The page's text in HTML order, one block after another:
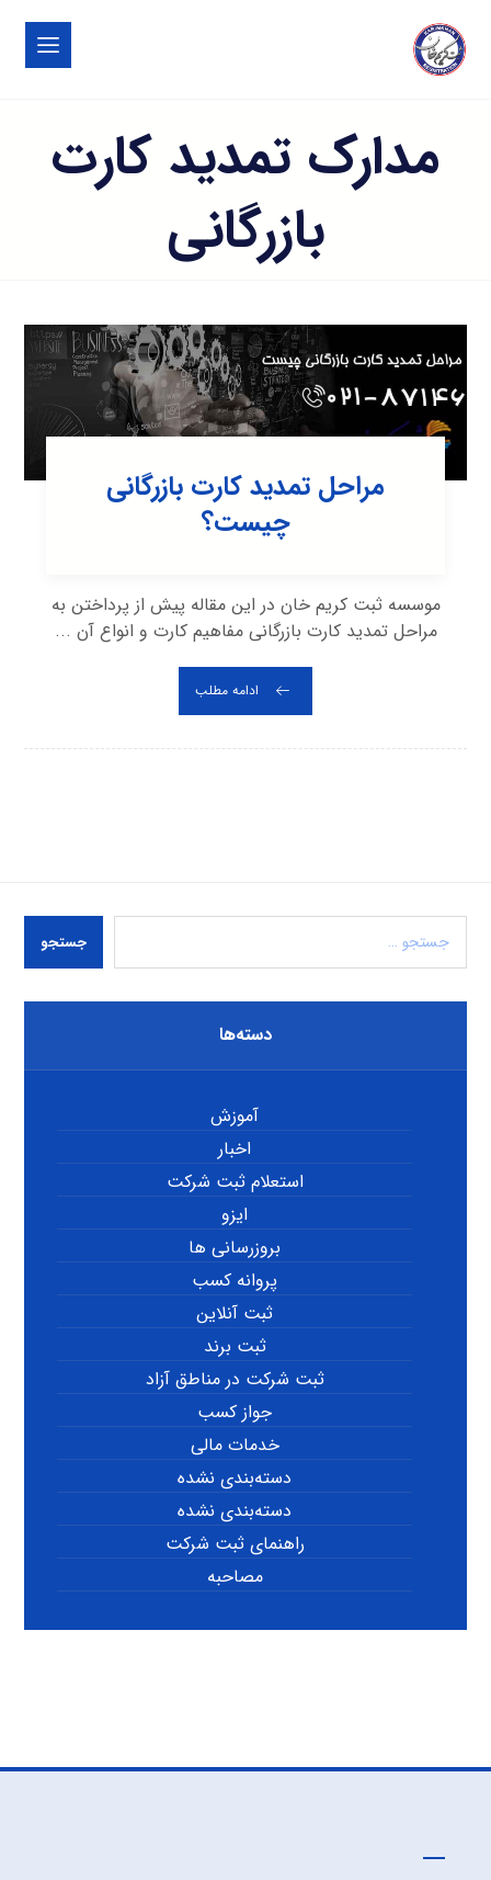
مدارک تمدید کارت
بازرگانی
مراحل تمدید کارت بازرگانی
چیست؟
موسسه ثبت کریم خان در این مقاله پیش از پرداختن به
مراحل تمدید کارت بازرگانی مفاهیم کارت و انواع آن ...
ادامه مطلب
جستجو
دسته‌ها
آموزش
اخبار
استعلام ثبت شرکت
ایزو
بروزرسانی ها
پروانه کسب
ثبت آنلاین
ثبت برند
ثبت شرکت در مناطق آزاد
جواز کسب
خدمات مالی
دسته‌بندی نشده
دسته‌بندی نشده
راهنمای ثبت شرکت
مصاحبه